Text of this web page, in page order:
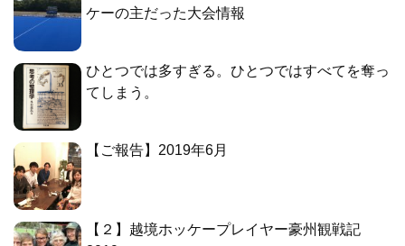
ケーの主だった大会情報
ひとつでは多すぎる。ひとつではすべてを奪っ
てしまう。
【ご報告】2019年6月
【２】越境ホッケープレイヤー豪州観戦記